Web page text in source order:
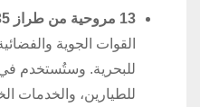
13 مروحية من طراز
القوات الجوية
للبحرية. وستُستخدم في
للطيارين، والخدمات